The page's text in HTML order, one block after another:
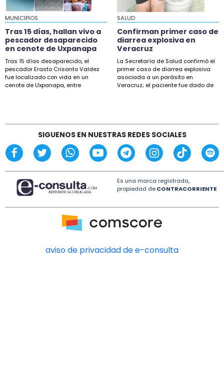
18:22
Exigen tipificar como tentativa de feminicidio el
caso de Sulma en Xalapa
16:23
Tres muertos en accidentes carreteteros en
Veracruz y Medellín
15:54
14:02
Muere policía de SSPC arrollado por una pipa
en Acayucan
MUNICIPIOS
Tras 15 días, hallan vivo a
pescador desaparecido
en cenote de Uxpanapa
Tras 15 días desaparecido, el
pescador Erasto Crisanto Valdez
fue localizado con vida en un
cenote de Uxpanapa, entre
SALUD
Confirman primer caso de
diarrea explosiva en
Veracruz
La Secretaría de Salud confirmó el
primer caso de diarrea explosiva
asociada a un parásito en
Veracruz; el paciente fue dado de
SIGUENOS EN NUESTRAS REDES SOCIALES
Es una marca registrada,
propiedad deCONTRACORRIENTE
aviso de privacidad de e-consulta